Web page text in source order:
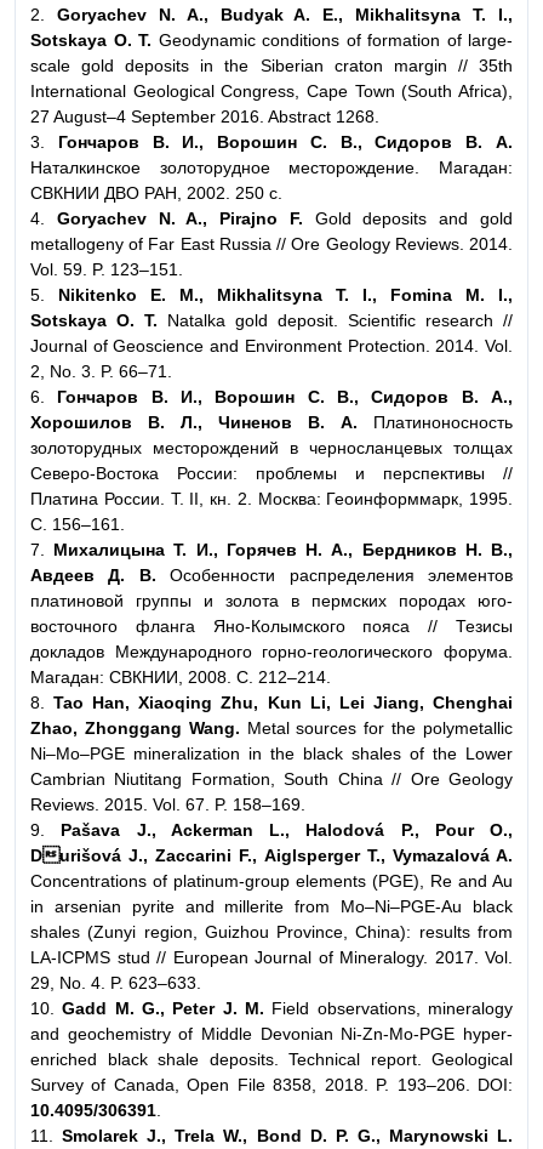
2.
Goryachev N. A., Budyak A. E., Mikhalitsyna T. I.,
Sotskaya O. T. Geodynamic conditions of formation of large-
scale gold deposits in the Siberian craton margin // 35th
International Geological Congress, Cape Town (South Africa),
27 August–4 September 2016. Abstract 1268.
3. Гончаров В. И., Ворошин С. В., Сидоров В. А.
Наталкинское золоторудное месторождение. Магадан:
СВКНИИ ДВО РАН, 2002. 250 с.
4. Goryachev N. A., Pirajno F. Gold deposits and gold
metallogeny of Far East Russia // Ore Geology Reviews. 2014.
Vol. 59. P. 123–151.
5. Nikitenko E. M., Mikhalitsyna T. I., Fomina M. I.,
Sotskaya O. T. Natalka gold deposit. Scientific research //
Journal of Geoscience and Environment Protection. 2014. Vol.
2, No. 3. P. 66–71.
6. Гончаров В. И., Ворошин С. В., Сидоров В. А.,
Хорошилов В. Л., Чиненов В. А. Платиноносность
золоторудных месторождений в черносланцевых толщах
Северо-Востока России: проблемы и перспективы //
Платина России. Т. II, кн. 2. Москва: Геоинформмарк, 1995.
С. 156–161.
7. Михалицына Т. И., Горячев Н. А., Бердников Н. В.,
Авдеев Д. В. Особенности распределения элементов
платиновой группы и золота в пермских породах юго-
восточного фланга Яно-Колымского пояса // Тезисы
докладов Международного горно-геологического форума.
Магадан: СВКНИИ, 2008. С. 212–214.
8.Tao Han, Xiaoqing Zhu, Kun Li, Lei Jiang, Chenghai
Zhao, Zhonggang Wang. Metal sources for the polymetallic
Ni–Mo–PGE mineralization in the black shales of the Lower
Cambrian Niutitang Formation, South China // Ore Geology
Reviews. 2015. Vol. 67. P. 158–169.
9. Pašava J., Ackerman L., Halodová P., Pour O.,
Durišová J., Zaccarini F., Aiglsperger T., Vymazalová A.
Concentrations of platinum-group elements (PGE), Re and Au
in arsenian pyrite and millerite from Mo–Ni–PGE-Au black
shales (Zunyi region, Guizhou Province, China): results from
LA-ICPMS stud // European Journal of Mineralogy. 2017. Vol.
29, No. 4. P. 623–633.
10.Gadd M. G., Peter J. M. Field observations, mineralogy
and geochemistry of Middle Devonian Ni-Zn-Mo-PGE hyper-
enriched black shale deposits. Technical report. Geological
Survey of Canada, Open File 8358, 2018. P. 193–206. DOI:
10.4095/306391
11.Smolarek J., Trela W., Bond D. P. G., Marynowski L.